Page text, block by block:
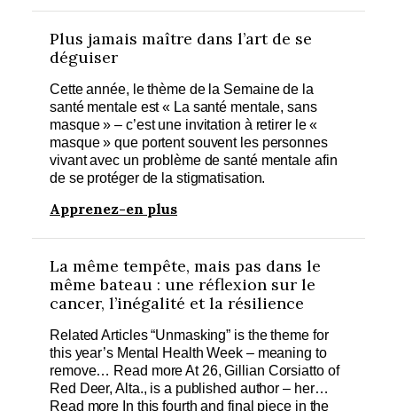
Plus jamais maître dans l’art de se
déguiser
Cette année, le thème de la Semaine de la
santé mentale est « La santé mentale, sans
masque » – c’est une invitation à retirer le «
masque » que portent souvent les personnes
vivant avec un problème de santé mentale afin
de se protéger de la stigmatisation.
Apprenez-en plus
La même tempête, mais pas dans le
même bateau : une réflexion sur le
cancer, l’inégalité et la résilience
Related Articles “Unmasking” is the theme for
this year’s Mental Health Week – meaning to
remove… Read more At 26, Gillian Corsiatto of
Red Deer, Alta., is a published author – her…
Read more In this fourth and final piece in the